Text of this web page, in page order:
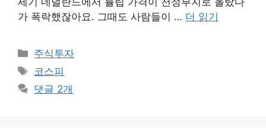
가 폭락했잖아요. 그때도 사람들이 … 더 읽기
카
테
리
주식투자
태
그
코스피
댓글 2개